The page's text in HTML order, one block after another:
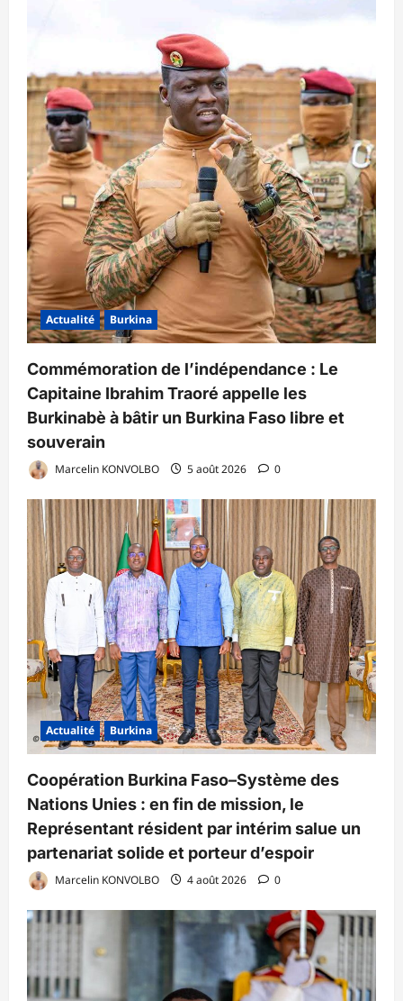
Actualité Burkina
Commémoration de l’indépendance : Le
Capitaine Ibrahim Traoré appelle les
Burkinabè à bâtir un Burkina Faso libre et
souverain
Marcelin KONVOLBO 5 août 2026 0
Actualité Burkina
Coopération Burkina Faso–Système des
Nations Unies : en fin de mission, le
Représentant résident par intérim salue un
partenariat solide et porteur d’espoir
Marcelin KONVOLBO 4 août 2026 0